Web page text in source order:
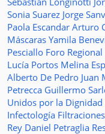
Sonia Suarez Jorge
Paola Escandar Arturo
Máscaras Yamila
Pesciallo Foro Regional
Lucía Portos Melina
Alberto De Pedro Juan
Petrecca Guillermo
Unidos por la Dignidad
Infectología Filtraciones
Rey Daniel Petraglia